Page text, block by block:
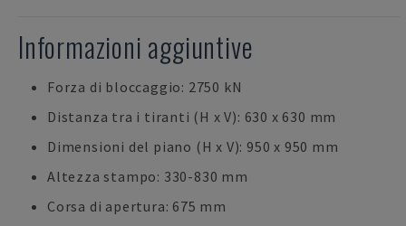
Informazioni aggiuntive
Forza di bloccaggio: 2750 kN
Distanza tra i tiranti (H x V): 630 x 630 mm
Dimensioni del piano (H x V): 950 x 950 mm
Altezza stampo: 330-830 mm
Corsa di apertura: 675 mm